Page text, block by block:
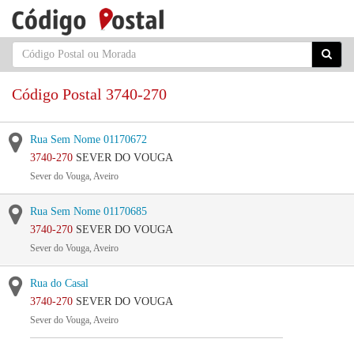
Código Postal 3740-270
Rua Sem Nome 01170672
3740-270 SEVER DO VOUGA
Sever do Vouga, Aveiro
Rua Sem Nome 01170685
3740-270 SEVER DO VOUGA
Sever do Vouga, Aveiro
Rua do Casal
3740-270 SEVER DO VOUGA
Sever do Vouga, Aveiro